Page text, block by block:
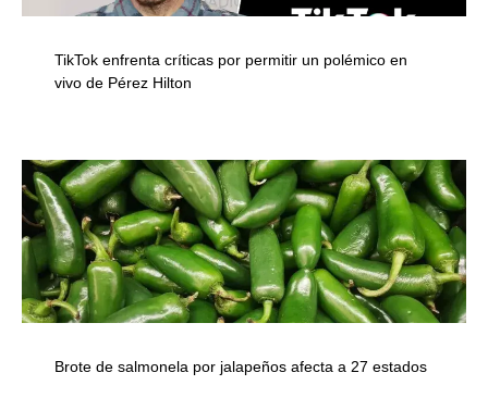
TikTok enfrenta críticas por permitir un polémico en
vivo de Pérez Hilton
Brote de salmonela por jalapeños afecta a 27 estados